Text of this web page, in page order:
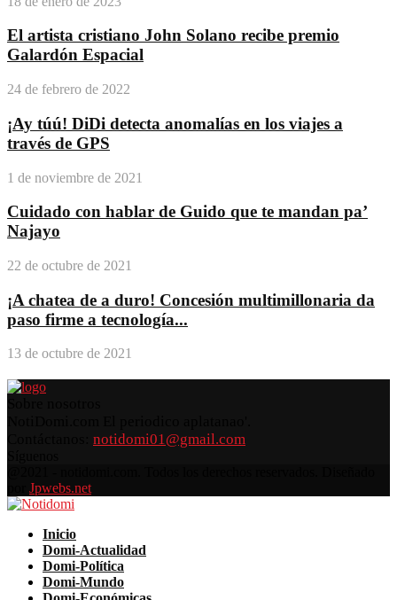
El artista cristiano John Solano recibe premio
Galardón Espacial
24 de febrero de 2022
¡Ay túú! DiDi detecta anomalías en los viajes a
través de GPS
1 de noviembre de 2021
Cuidado con hablar de Guido que te mandan pa’
Najayo
22 de octubre de 2021
¡A chatea de a duro! Concesión multimillonaria da
paso firme a tecnología...
13 de octubre de 2021
notidomi01@gmail.com
Jpwebs.net
Inicio
Domi-Actualidad
Domi-Política
Domi-Mundo